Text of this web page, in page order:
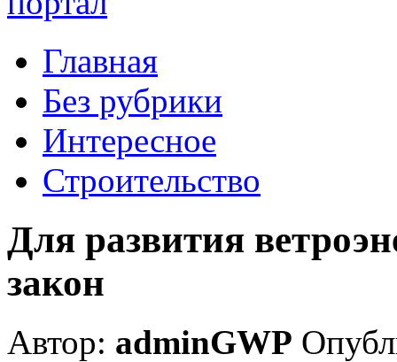
Главная
Без рубрики
Интересное
Строительство
Для развития
закон
Автор: adminGWP